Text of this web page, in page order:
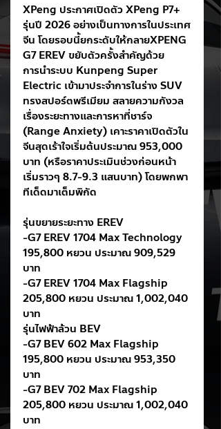
XPeng ประกาศเปิดตัว XPeng P7+
รุ่นปี 2026 อย่างเป็นทางการในประเทศ
จีน โดยรอบนี้ยกระดับให้กลายXPENG
G7 EREV ขยับตัวครั้งสำคัญด้วย
การนำระบบ Kunpeng Super
Electric เข้ามาประจำการในร่าง SUV
ทรงสปอร์ตพรีเมียม สลายความกังวล
เรื่องระยะทางและการหาที่ชาร์จ
(Range Anxiety) เคาะราคาเปิดตัวใน
จีนสุดเร้าใจเริ่มต้นประมาณ 953,000
บาท (หรือราคาประเมินช่วงก่อนหน้า
เริ่มราวๆ 8.7-9.3 แสนบาท) โดยพกพา
ทีเด็ดมาเต็มพิกัด
รุ่นขยายระยะทาง EREV
-G7 EREV 1704 Max Technology
195,800 หยวน ประมาณ 909,529
บาท
-G7 EREV 1704 Max Flagship
205,800 หยวน ประมาณ 1,002,040
บาท
รุ่นไฟฟ้าล้วน BEV
-G7 BEV 602 Max Flagship
195,800 หยวน ประมาณ 953,350
บาท
-G7 BEV 702 Max Flagship
205,800 หยวน ประมาณ 1,002,040
บาท